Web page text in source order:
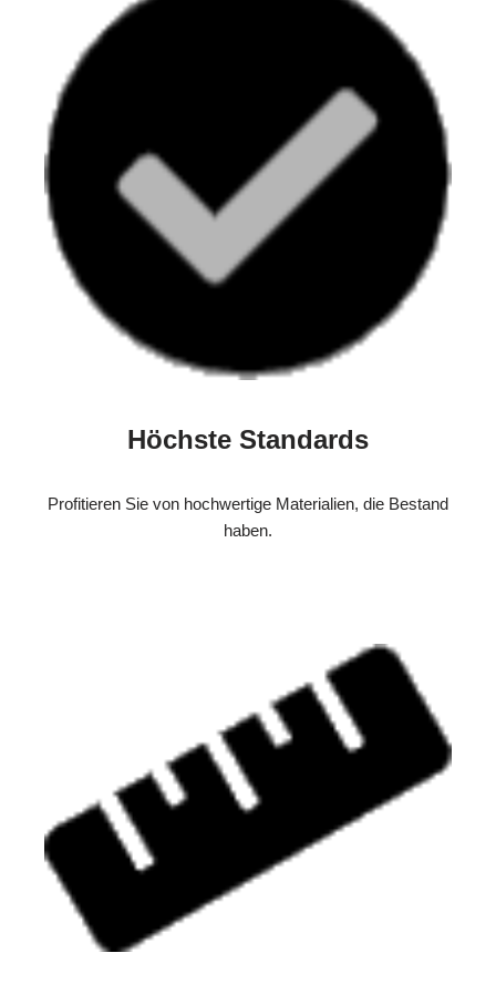
Höchste Standards
Profitieren Sie von hochwertige Materialien, die Bestand
haben.